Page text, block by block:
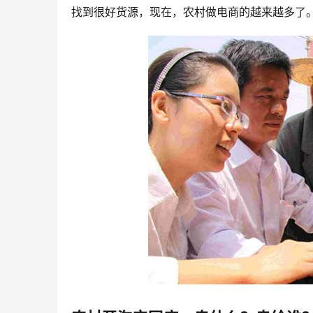
找到很好货源，现在，农村做电商的越来越多了